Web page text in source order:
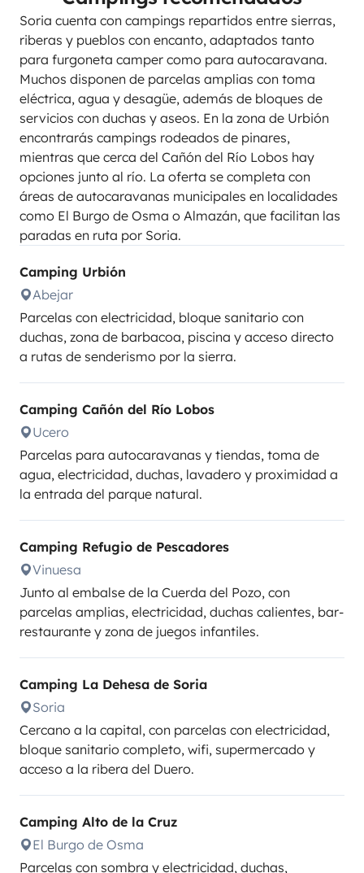
Soria cuenta con campings repartidos entre sierras,
riberas y pueblos con encanto, adaptados tanto
para furgoneta camper como para autocaravana.
Muchos disponen de parcelas amplias con toma
eléctrica, agua y desagüe, además de bloques de
servicios con duchas y aseos. En la zona de Urbión
encontrarás campings rodeados de pinares,
mientras que cerca del Cañón del Río Lobos hay
opciones junto al río. La oferta se completa con
áreas de autocaravanas municipales en localidades
como El Burgo de Osma o Almazán, que facilitan las
paradas en ruta por Soria.
Camping Urbión
Abejar
Parcelas con electricidad, bloque sanitario con
duchas, zona de barbacoa, piscina y acceso directo
a rutas de senderismo por la sierra.
Camping Cañón del Río Lobos
Ucero
Parcelas para autocaravanas y tiendas, toma de
agua, electricidad, duchas, lavadero y proximidad a
la entrada del parque natural.
Camping Refugio de Pescadores
Vinuesa
Junto al embalse de la Cuerda del Pozo, con
parcelas amplias, electricidad, duchas calientes, bar-
restaurante y zona de juegos infantiles.
Camping La Dehesa de Soria
Soria
Cercano a la capital, con parcelas con electricidad,
bloque sanitario completo, wifi, supermercado y
acceso a la ribera del Duero.
Camping Alto de la Cruz
El Burgo de Osma
Parcelas con sombra y electricidad, duchas,